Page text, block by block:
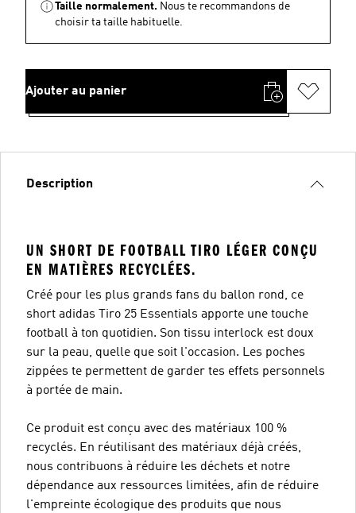
Taille normalement. Nous te recommandons de
choisir ta taille habituelle.
Ajouter au panier
Description
UN SHORT DE FOOTBALL TIRO LÉGER CONÇU
EN MATIÈRES RECYCLÉES.
Créé pour les plus grands fans du ballon rond, ce
short adidas Tiro 25 Essentials apporte une touche
football à ton quotidien. Son tissu interlock est doux
sur la peau, quelle que soit l'occasion. Les poches
zippées te permettent de garder tes effets personnels
à portée de main.
Ce produit est conçu avec des matériaux 100 %
recyclés. En réutilisant des matériaux déjà créés,
nous contribuons à réduire les déchets et notre
dépendance aux ressources limitées, afin de réduire
l'empreinte écologique des produits que nous